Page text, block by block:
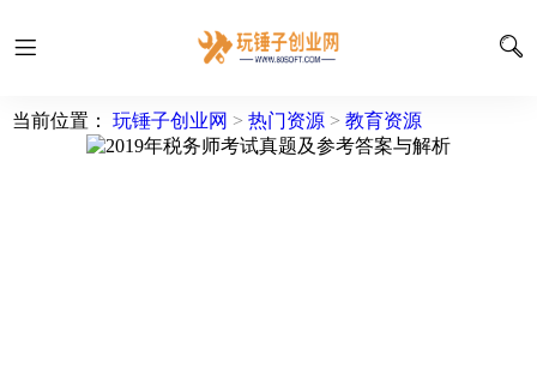
当前位置： 玩锤子创业网 > 热门资源 > 教育资源